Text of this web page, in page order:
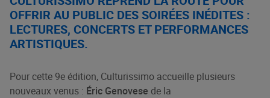
OFFRIR AU PUBLIC DES SOIRÉES INÉDITES :
LECTURES, CONCERTS ET PERFORMANCES
ARTISTIQUES.
Pour cette 9e édition, Culturissimo accueille plusieurs
nouveaux venus : Éric Genovese de la